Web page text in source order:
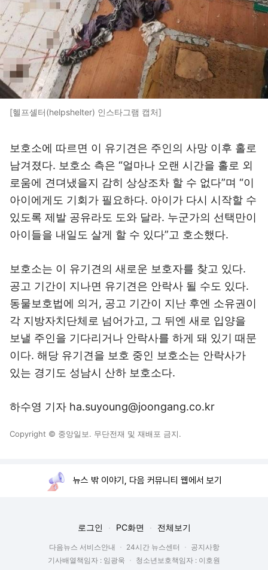
[헬프셸터(helpshelter) 인스타그램 캡처]
보호소에 따르면 이 유기견은 주인의 사망 이후 홀로
남겨졌다. 보호소 측은 “얼마나 오랜 시간을 홀로 외
로움에 견뎌냈을지 감히 상상조차 할 수 없다”며 “이
아이에게도 기회가 필요하다. 아이가 다시 시작할 수
있도록 제발 공유라도 도와 달라. 누군가의 선택만이
아이들을 내일도 살게 할 수 있다”고 호소했다.
보호소는 이 유기견의 새로운 보호자를 찾고 있다.
공고 기간이 지나면 유기견은 안락사 될 수도 있다.
동물보호법에 의거, 공고 기간이 지난 후엔 소유권이
각 지방자치단체로 넘어가고, 그 뒤엔 새로 입양을
보낼 주인을 기다리거나 안락사를 하게 돼 있기 때문
이다. 해당 유기견을 보호 중인 보호소는 안락사가
있는 경기도 성남시 산하 보호소다.
하수영 기자 ha.suyoung@joongang.co.kr
Copyright © 중앙일보. 무단전재 및 재배포 금지.
뉴스 밖 이야기, 다음 커뮤니티 웹에서 보기
로그인 PC화면 전체보기
다음뉴스 서비스안내 24시간 뉴스센터
공지사항
기사배열책임자 : 임광욱
청소년보호책임자 : 이호원